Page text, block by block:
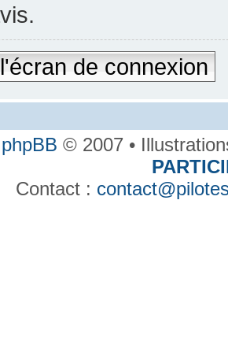
de connexion
phpBB © 2007 •
Contact :